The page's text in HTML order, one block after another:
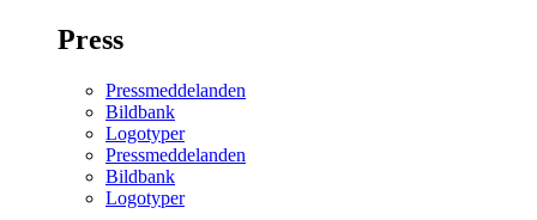
Press
Pressmeddelanden
Bildbank
Logotyper
Pressmeddelanden
Bildbank
Logotyper